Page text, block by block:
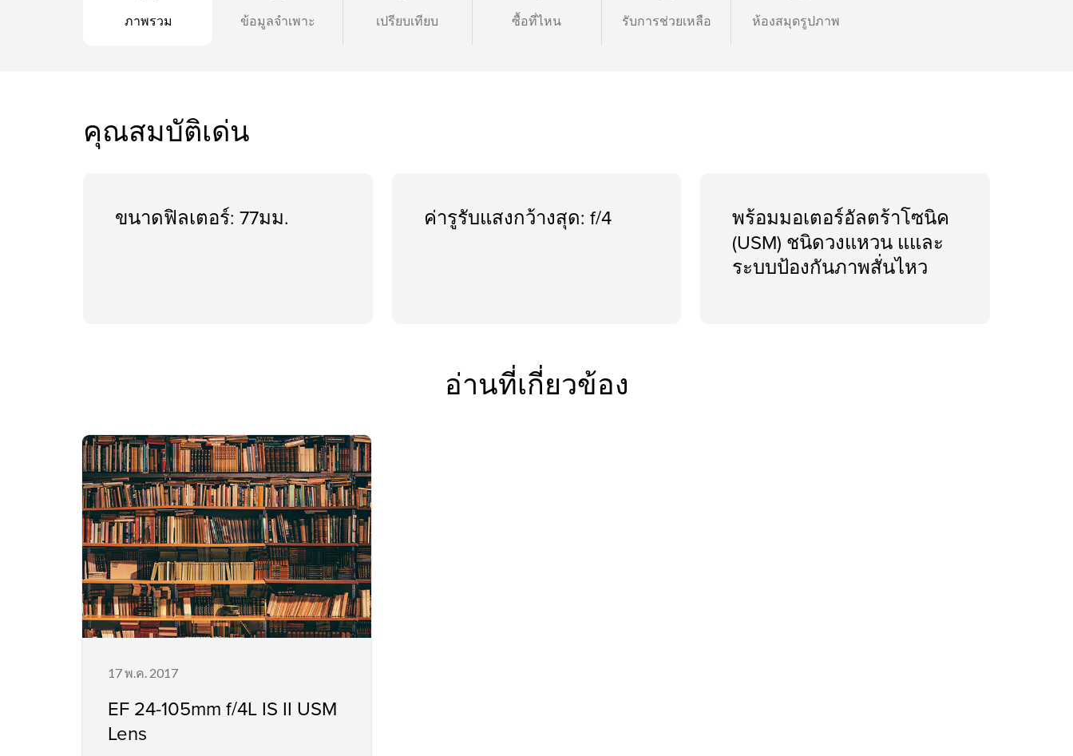
ภาพรวม ข้อมูลจำเพาะ เปรียบเทียบ ซื้อที่ไหน รับการช่วยเหลือ ห้องสมุดรูปภาพ
คุณสมบัติเด่น
ขนาดฟิลเตอร์: 77มม. ค่ารูรับแสงกว้างสุด: f/4
พร้อมมอเตอร์อัลตร้าโซนิค
(USM) ชนิดวงแหวน แและ
ระบบป้องกันภาพสั่นไหว
อ่านที่เกี่ยวข้อง
17 พ.ค. 2017
EF 24-105mm f/4L IS II USM
Lens